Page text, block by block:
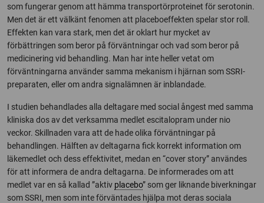
som fungerar genom att hämma transportörproteinet för serotonin.
Men det är ett välkänt fenomen att placeboeffekten spelar stor roll.
Effekten kan vara stark, men det är oklart hur mycket av
förbättringen som beror på förväntningar och vad som beror på
medicinering vid behandling. Man har inte heller vetat om
förväntningarna använder samma mekanism i hjärnan som SSRI-
preparaten, eller om andra signalämnen är inblandade.
I studien behandlades alla deltagare med social ångest med samma
kliniska dos av det verksamma medlet escitalopram under nio
veckor. Skillnaden vara att de hade olika förväntningar på
behandlingen. Hälften av deltagarna fick korrekt information om
läkemedlet och dess effektivitet, medan en “cover story” användes
för att informera de andra deltagarna. De informerades om att
medlet var en så kallad ”aktiv placebo” som ger liknande biverkningar
som SSRI, men som inte förväntades hjälpa mot deras sociala